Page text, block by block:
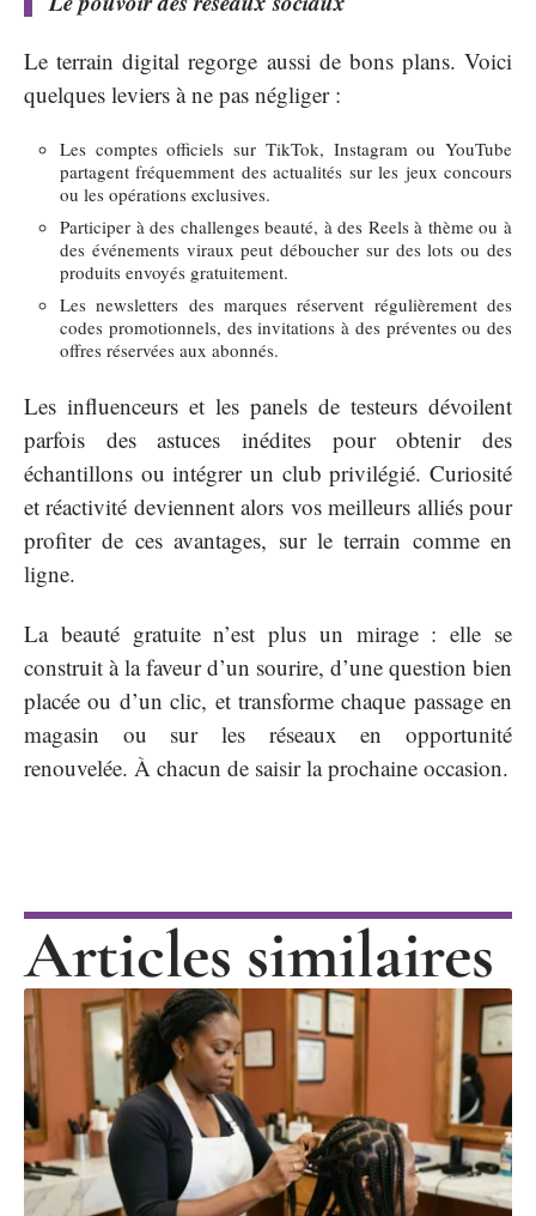
Le terrain digital regorge aussi de bons plans. Voici
quelques leviers à ne pas négliger :
Les comptes officiels sur TikTok, Instagram ou YouTube
partagent fréquemment des actualités sur les jeux concours
ou les opérations exclusives.
Participer à des challenges beauté, à des Reels à thème ou à
des événements viraux peut déboucher sur des lots ou des
produits envoyés gratuitement.
Les newsletters des marques réservent régulièrement des
codes promotionnels, des invitations à des préventes ou des
offres réservées aux abonnés.
Les influenceurs et les panels de testeurs dévoilent
parfois des astuces inédites pour obtenir des
échantillons ou intégrer un club privilégié. Curiosité
et réactivité deviennent alors vos meilleurs alliés pour
profiter de ces avantages, sur le terrain comme en
ligne.
La beauté gratuite n’est plus un mirage : elle se
construit à la faveur d’un sourire, d’une question bien
placée ou d’un clic, et transforme chaque passage en
magasin ou sur les réseaux en opportunité
renouvelée. À chacun de saisir la prochaine occasion.
Articles similaires